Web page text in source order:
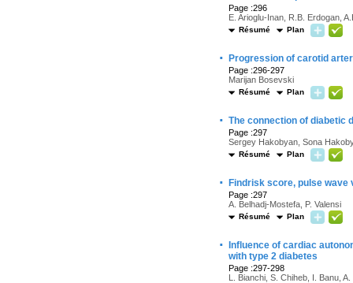
Page :296
E. Arioglu-Inan, R.B. Erdogan,
Résumé Plan
· Progression of carotid
Page :296-297
Marijan Bosevski
Résumé Plan
· The connection of diabetic
Page :297
Sergey Hakobyan, Sona
Résumé Plan
· Findrisk score, pulse
Page :297
A. Belhadj-Mostefa, P. Valensi
Résumé Plan
·
Influence of cardiac
with type 2 diabetes
Page :297-298
L. Bianchi, S. Chiheb, I. Banu,